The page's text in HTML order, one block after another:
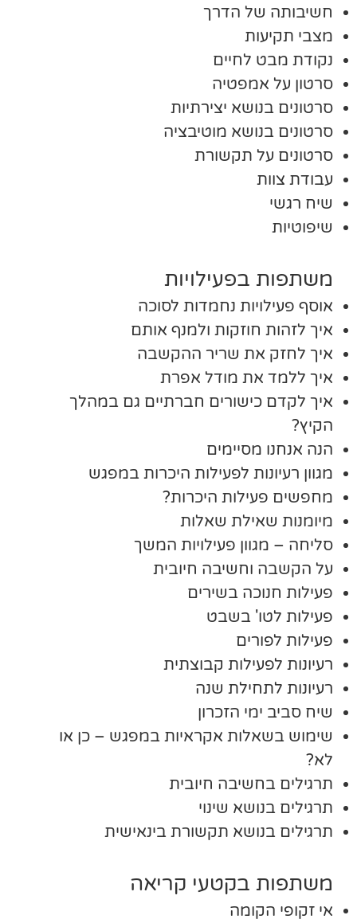
חשיבותה של הדרך
מצבי תקיעות
נקודת מבט לחיים
סרטון על אמפטיה
סרטונים בנושא יצירתיות
סרטונים בנושא מוטיבציה
סרטונים על תקשורת
עבודת צוות
שיח רגשי
שיפוטיות
משתפות בפעילויות
אוסף פעילויות נחמדות לסוכה
איך לזהות חוזקות ולמנף אותם
איך לחזק את שריר ההקשבה
איך ללמד את מודל אפרת
איך לקדם כישורים חברתיים גם במהלך
הקיץ?
הנה אנחנו מסיימים
מגוון רעיונות לפעילות היכרות במפגש
מחפשים פעילות היכרות?
מיומנות שאילת שאלות
סליחה – מגוון פעילויות המשך
על הקשבה וחשיבה חיובית
פעילות חנוכה בשירים
פעילות לטו' בשבט
פעילות לפורים
רעיונות לפעילות קבוצתית
רעיונות לתחילת שנה
שיח סביב ימי הזכרון
שימוש בשאלות אקראיות במפגש – כן או
לא?
תרגילים בחשיבה חיובית
תרגילים בנושא שינוי
תרגילים בנושא תקשורת בינאישית
משתפות בקטעי קריאה
אי זקופי הקומה